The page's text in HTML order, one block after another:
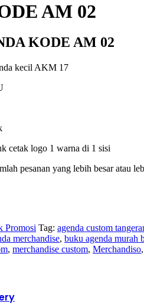
AM 02
KODE AM 02
kecil AKM 17
cetak logo 1 warna di 1 sisi
pesanan yang lebih besar atau
Promosi Tag: agenda custom
merchandise, buku agenda murah
, merchandise custom, Merchandiso,